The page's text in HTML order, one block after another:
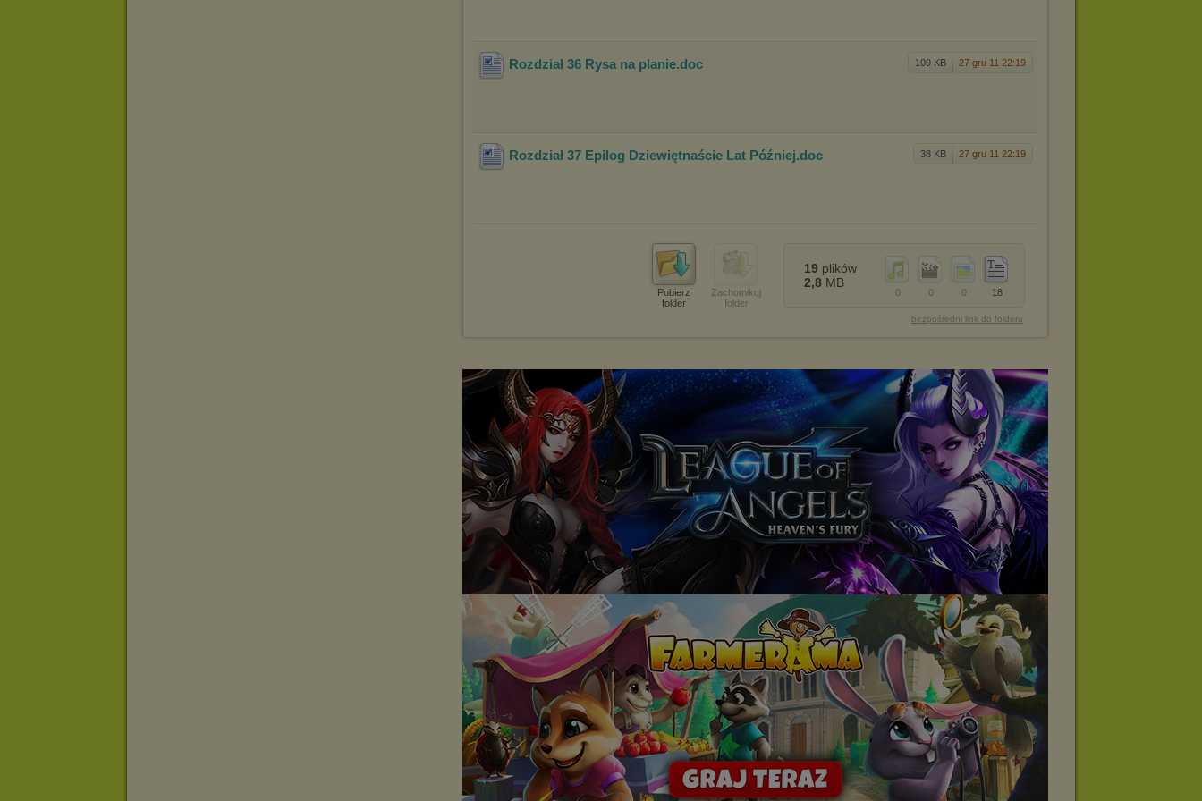
109 KB 27 gru 11 22:19
Rozdział 36 Rysa na planie.doc
38 KB 27 gru 11 22:19
Rozdział 37 Epilog Dziewiętnaście Lat Później.doc
Pobierz
folder
Zachomikuj
folder
18
0
0
0
19 plików
2,8 MB
bezpośredni link do folderu